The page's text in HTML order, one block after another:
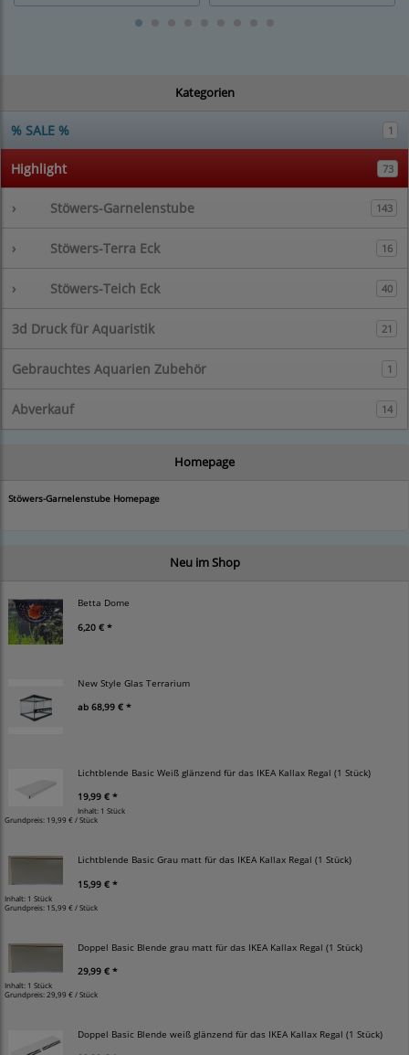
Kategorien
% SALE % 1
Highlight 73
› Stöwers-Garnelenstube 143
› Stöwers-Terra Eck 16
› Stöwers-Teich Eck 40
3d Druck für Aquaristik 21
Gebrauchtes Aquarien Zubehör 1
Abverkauf 14
Homepage
Stöwers-Garnelenstube Homepage
Neu im Shop
Betta Dome
6,20 € *
New Style Glas Terrarium
ab 68,99 € *
Lichtblende Basic Weiß glänzend für das IKEA Kallax Regal (1 Stück)
19,99 € *
Inhalt: 1 Stück
Grundpreis: 19,99 € / Stück
Lichtblende Basic Grau matt für das IKEA Kallax Regal (1 Stück)
15,99 € *
Inhalt: 1 Stück
Grundpreis: 15,99 € / Stück
Doppel Basic Blende grau matt für das IKEA Kallax Regal (1 Stück)
29,99 € *
Inhalt: 1 Stück
Grundpreis: 29,99 € / Stück
Doppel Basic Blende weiß glänzend für das IKEA Kallax Regal (1 Stück)